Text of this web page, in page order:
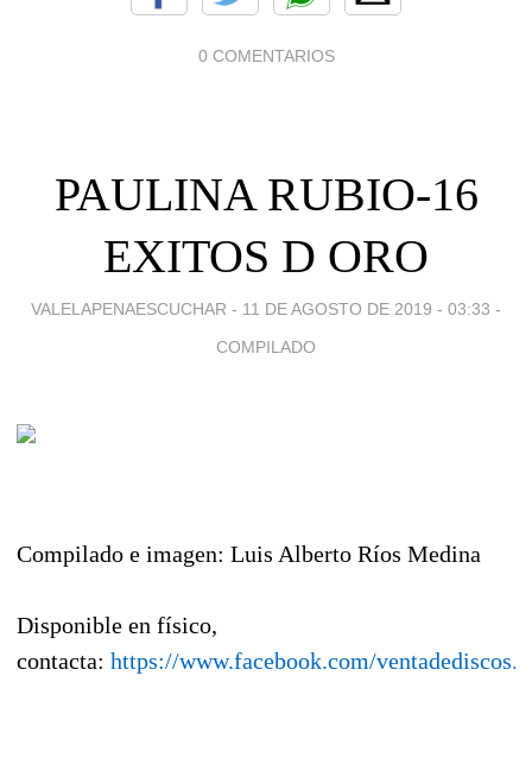
0 COMENTARIOS
PAULINA RUBIO-16
EXITOS D ORO
VALELAPENAESCUCHAR - 11 DE AGOSTO DE 2019 - 03:33 -
COMPILADO
Compilado e imagen: Luis Alberto Ríos Medina
Disponible en físico,
contacta: https://www.facebook.com/